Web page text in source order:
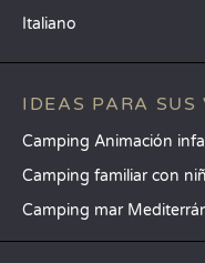
Italiano
IDEAS PARA SUS
Camping Animación
Camping familiar con
Camping mar